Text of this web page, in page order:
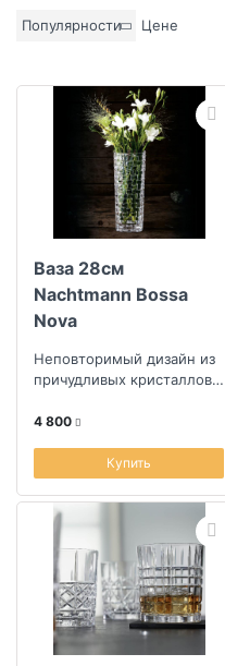
Популярности Цене
Ваза 28см
Nachtmann Bossa
Nova
Неповторимый дизайн из
причудливых кристаллов в
создающих плетеный
4 800
Купить